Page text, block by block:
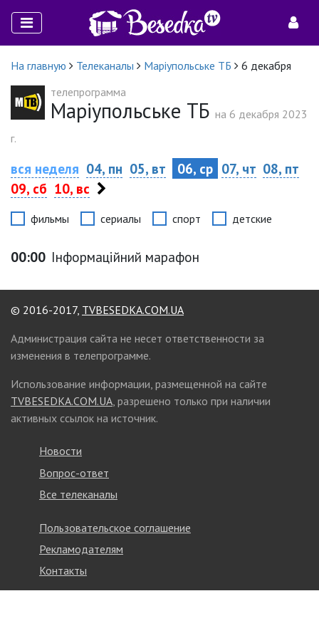
На главную Телеканалы Маріупольське ТБ
6 декабря
телепрограмма
Маріупольське ТБ на 6 декабря 2023
г.
вся неделя 04, пн 05, вт 06, ср 07, чт 08, пт
09, сб 10, вс
фильмы сериалы спорт детские
00:00 Інформаційний марафон
© 2016-2017, TVBESEDKA.COM.UA
Администрация сайта не несет ответственности за
изменения в телепрограмме.
Использование информации, размещенной на сайте
TVBESEDKA.COM.UA, разрешено только при наличии
активных ссылок на источник.
Новости
Вопрос-ответ
Все телеканалы
Пользовательское соглашение
Рекламодателям
Контакты